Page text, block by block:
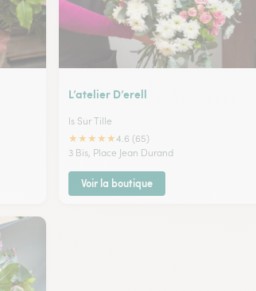
L’atelier D’erell
Is Sur Tille
★★★★★4.6 (65)
3 Bis, Place Jean Durand
Voir la boutique